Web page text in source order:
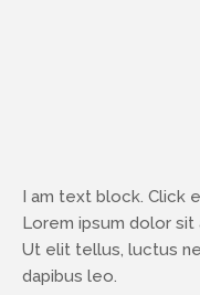
I am text block. Click
Lorem ipsum dolor
Ut elit tellus, luctus
dapibus leo.